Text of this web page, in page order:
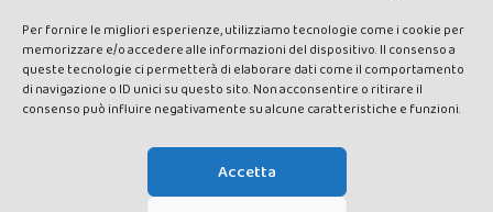
Per fornire le migliori esperienze, utilizziamo tecnologie come i cookie per
memorizzare e/o accedere alle informazioni del dispositivo. Il consenso a
queste tecnologie ci permetterà di elaborare dati come il comportamento
di navigazione o ID unici su questo sito. Non acconsentire o ritirare il
consenso può influire negativamente su alcune caratteristiche e funzioni.
Accetta
rights reserved - Testata registrata presso il Tribunale di Siena con
autorizzazione n°1 del 12/04/2014 - Direttrice Responsabile: Chiara
Cacace - E-mail: direzione@lavaldichiana.it - Editore: Valdichiana